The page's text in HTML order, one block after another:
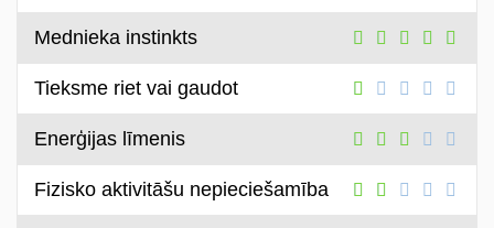
Mednieka instinkts
Tieksme riet vai gaudot
Enerģijas līmenis
Fizisko aktivitāšu nepieciešamība